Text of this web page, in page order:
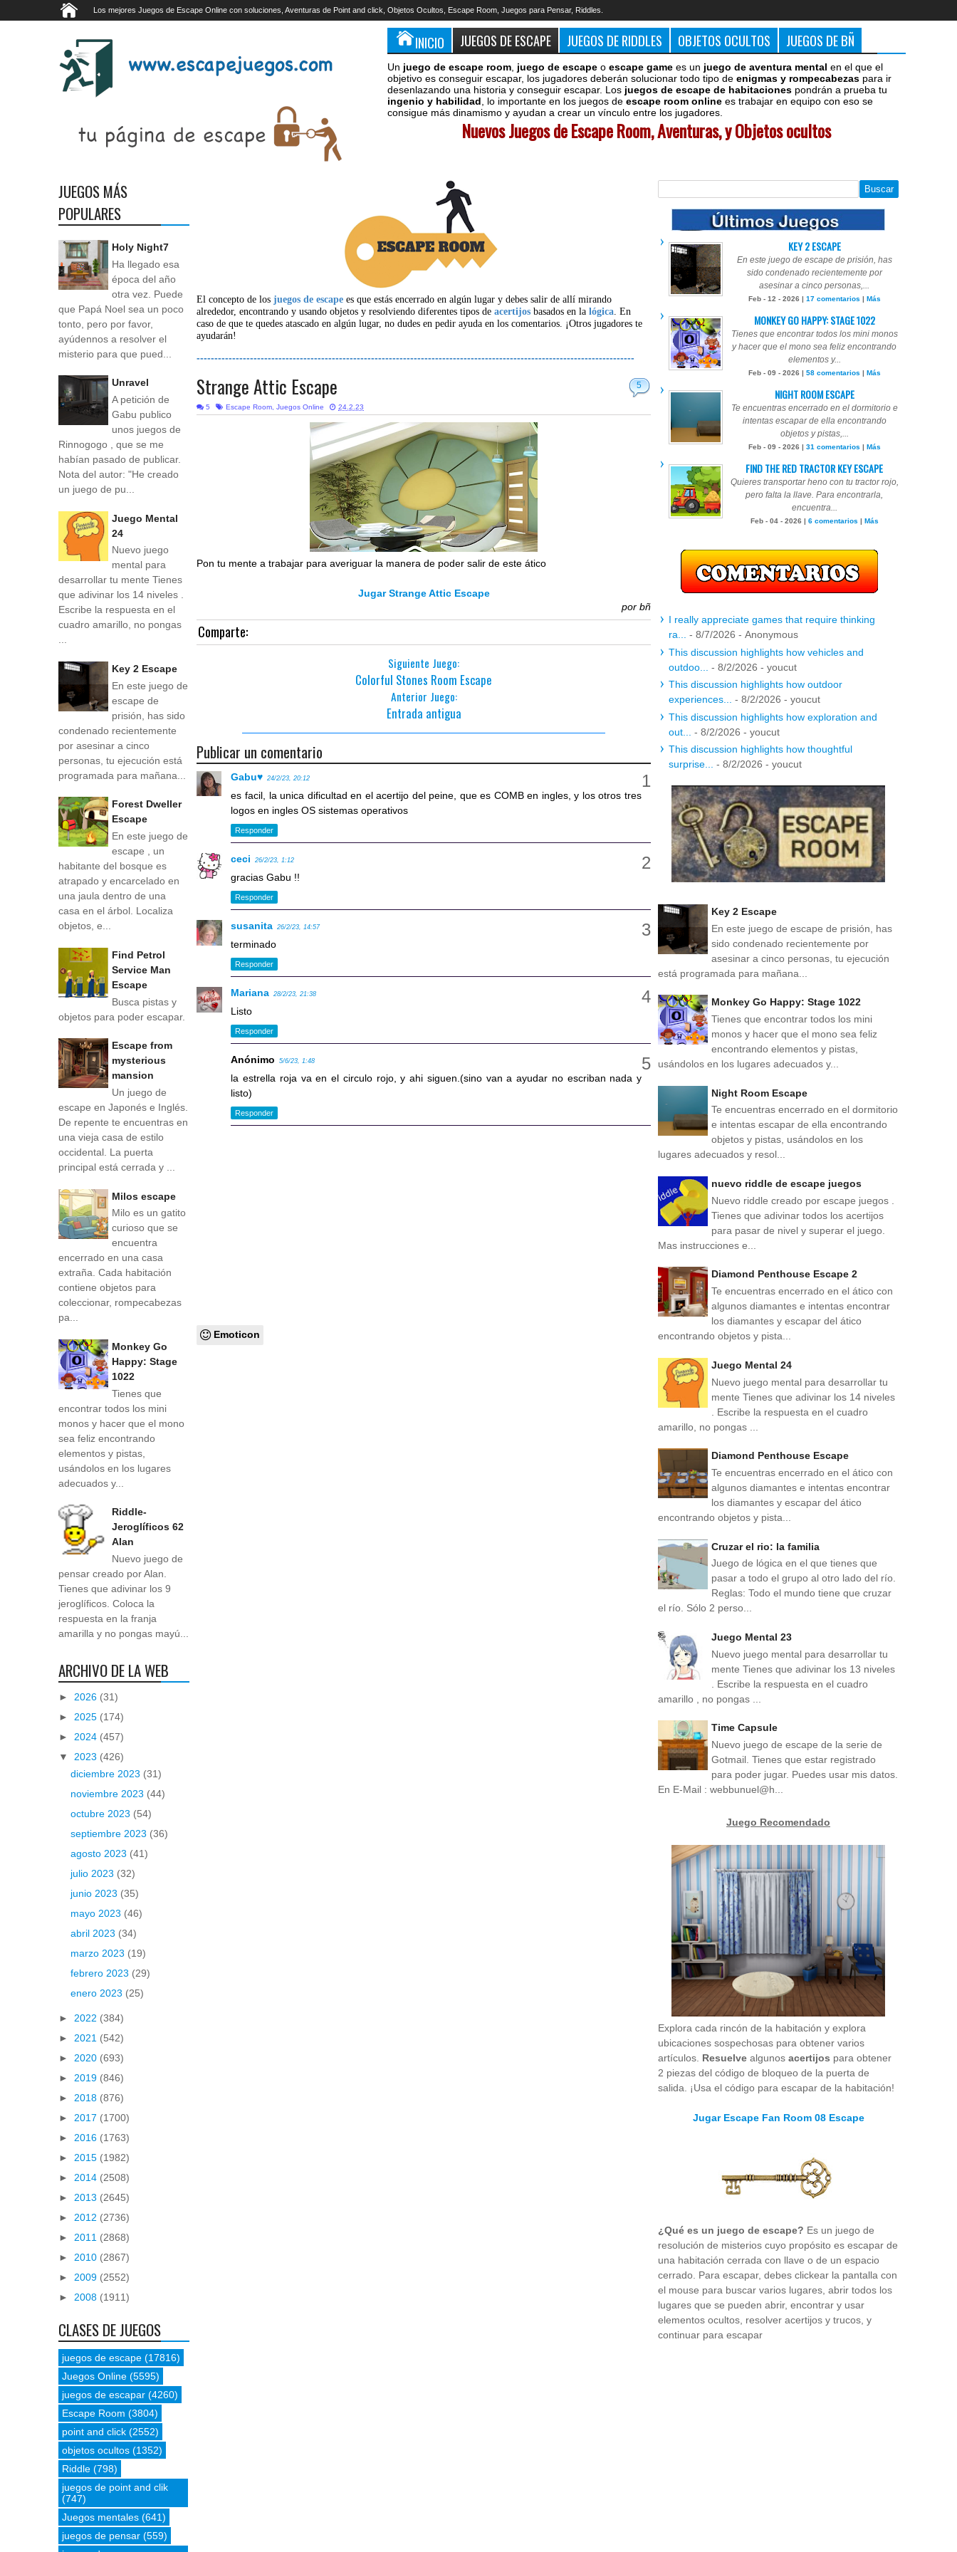
Los mejores Juegos de Escape Online con soluciones, Aventuras de Point and click, Objetos Ocultos, Escape Room, Juegos para Pensar, Riddles.
INICIO JUEGOS DE ESCAPE JUEGOS DE RIDDLES OBJETOS OCULTOS JUEGOS DE BÑ
Un juego de escape room juego de escape o escape game es un juego de aventura mental en el que el
objetivo es conseguir escapar, los jugadores deberán solucionar todo tipo de enigmas y rompecabezas para ir
desenlazando una historia y conseguir escapar. Los juegos de escape de habitaciones pondrán a prueba tu
ingenio y habilidad , lo importante en los juegos de escape room online es trabajar en equipo con eso se
consigue más dinamismo y ayudan a crear un vínculo entre los jugadores.
Nuevos Juegos de Escape Room, Aventuras, y Objetos ocultos
El concepto de losjuegos de escape es que estás encerrado en algún lugar y debes salir de allí mirando
alrededor, encontrando y usando objetos y resolviendo diferentes tipos deacertijos basados en lalógica. En
caso de que te quedes atascado en algún lugar, no dudes en pedir ayuda en los comentarios. ¡Otros jugadores te
ayudarán!
---------------------------------------------------------------------------------------------------------------------------
5
Strange Attic Escape
5 Escape Room Juegos Online 24.2.23
Pon tu mente a trabajar para averiguar la manera de poder salir de este ático
Jugar Strange Attic Escape
por bñ
Comparte:
Siguiente Juego:
Colorful Stones Room Escape
Anterior Juego:
Entrada antigua
Publicar un comentario
Gabu♥ 24/2/23, 20:12
es facil, la unica dificultad en el acertijo del peine, que es COMB en ingles, y los otros tres
logos en ingles OS sistemas operativos
Responder
ceci 26/2/23, 1:12
gracias Gabu !!
Responder
susanita 26/2/23, 14:57
terminado
Responder
Mariana 28/2/23, 21:38
Listo
Responder
Anónimo 5/6/23, 1:48
la estrella roja va en el circulo rojo, y ahi siguen.(sino van a ayudar no escriban nada y
listo)
Responder
Emoticon
JUEGOS MÁS
POPULARES
Holy Night7
Ha llegado esa
época del año
otra vez. Puede
que Papá Noel sea un poco
tonto, pero por favor,
ayúdennos a resolver el
misterio para que pued...
Unravel
A petición de
Gabu publico
unos juegos de
Rinnogogo , que se me
habían pasado de publicar.
Nota del autor: "He creado
un juego de pu...
Juego Mental
24
Nuevo juego
mental para
desarrollar tu mente Tienes
que adivinar los 14 niveles .
Escribe la respuesta en el
cuadro amarillo, no pongas
...
Key 2 Escape
En este juego de
escape de
prisión, has sido
condenado recientemente
por asesinar a cinco
personas, tu ejecución está
programada para mañana...
Forest Dweller
Escape
En este juego de
escape , un
habitante del bosque es
atrapado y encarcelado en
una jaula dentro de una
casa en el árbol. Localiza
objetos, e...
Find Petrol
Service Man
Escape
Busca pistas y
objetos para poder escapar.
Escape from
mysterious
mansion
Un juego de
escape en Japonés e Inglés.
De repente te encuentras en
una vieja casa de estilo
occidental. La puerta
principal está cerrada y ...
Milos escape
Milo es un gatito
curioso que se
encuentra
encerrado en una casa
extraña. Cada habitación
contiene objetos para
coleccionar, rompecabezas
pa...
Monkey Go
Happy: Stage
1022
Tienes que
encontrar todos los mini
monos y hacer que el mono
sea feliz encontrando
elementos y pistas,
usándolos en los lugares
adecuados y...
Riddle-
Jeroglíficos 62
Alan
Nuevo juego de
pensar creado por Alan.
Tienes que adivinar los 9
jeroglíficos. Coloca la
respuesta en la franja
amarilla y no pongas mayú...
ARCHIVO DE LA WEB
► 2026 (31)
► 2025 (174)
► 2024 (457)
▼ 2023 (426)
diciembre 2023 (31)
noviembre 2023 (44)
octubre 2023 (54)
septiembre 2023 (36)
agosto 2023 (41)
julio 2023 (32)
junio 2023 (35)
mayo 2023 (46)
abril 2023 (34)
marzo 2023 (19)
febrero 2023 (29)
enero 2023 (25)
► 2022 (384)
► 2021 (542)
► 2020 (693)
► 2019 (846)
► 2018 (876)
► 2017 (1700)
► 2016 (1763)
► 2015 (1982)
► 2014 (2508)
► 2013 (2645)
► 2012 (2736)
► 2011 (2868)
► 2010 (2867)
► 2009 (2552)
► 2008 (1911)
CLASES DE JUEGOS
juegos de escape (17816)
Juegos Online (5595)
juegos de escapar (4260)
Escape Room (3804)
point and click (2552)
objetos ocultos (1352)
Riddle (798)
juegos de point and clik
(747)
Juegos mentales (641)
juegos de pensar (559)
KEY 2 ESCAPE
En este juego de escape de prisión, has
sido condenado recientemente por
asesinar a cinco personas,...
Feb - 12 - 2026 | 17 comentarios | Más
MONKEY GO HAPPY: STAGE 1022
Tienes que encontrar todos los mini monos
y hacer que el mono sea feliz encontrando
elementos y...
Feb - 09 - 2026 | 58 comentarios | Más
NIGHT ROOM ESCAPE
Te encuentras encerrado en el dormitorio e
intentas escapar de ella encontrando
objetos y pistas,...
Feb - 09 - 2026 | 31 comentarios | Más
FIND THE RED TRACTOR KEY ESCAPE
Quieres transportar heno con tu tractor rojo,
pero falta la llave. Para encontrarla,
encuentra...
Feb - 04 - 2026 | 6 comentarios | Más
I really appreciate games that require thinking
ra...
- 8/7/2026 - Anonymous
This discussion highlights how vehicles and
outdoo...
- 8/2/2026 - youcut
This discussion highlights how outdoor
experiences...
- 8/2/2026 - youcut
This discussion highlights how exploration and
out...
- 8/2/2026 - youcut
This discussion highlights how thoughtful
surprise...
- 8/2/2026 - youcut
Key 2 Escape
En este juego de escape de prisión, has
sido condenado recientemente por
asesinar a cinco personas, tu ejecución
está programada para mañana...
Monkey Go Happy: Stage 1022
Tienes que encontrar todos los mini
monos y hacer que el mono sea feliz
encontrando elementos y pistas,
usándolos en los lugares adecuados y...
Night Room Escape
Te encuentras encerrado en el dormitorio
e intentas escapar de ella encontrando
objetos y pistas, usándolos en los
lugares adecuados y resol...
nuevo riddle de escape juegos
Nuevo riddle creado por escape juegos .
Tienes que adivinar todos los acertijos
para pasar de nivel y superar el juego.
Mas instrucciones e...
Diamond Penthouse Escape 2
Te encuentras encerrado en el ático con
algunos diamantes e intentas encontrar
los diamantes y escapar del ático
encontrando objetos y pista...
Juego Mental 24
Nuevo juego mental para desarrollar tu
mente Tienes que adivinar los 14 niveles
. Escribe la respuesta en el cuadro
amarillo, no pongas ...
Diamond Penthouse Escape
Te encuentras encerrado en el ático con
algunos diamantes e intentas encontrar
los diamantes y escapar del ático
encontrando objetos y pista...
Cruzar el rio: la familia
Juego de lógica en el que tienes que
pasar a todo el grupo al otro lado del río.
Reglas: Todo el mundo tiene que cruzar
el río. Sólo 2 perso...
Juego Mental 23
Nuevo juego mental para desarrollar tu
mente Tienes que adivinar los 13 niveles
. Escribe la respuesta en el cuadro
amarillo , no pongas ...
Time Capsule
Nuevo juego de escape de la serie de
Gotmail. Tienes que estar registrado
para poder jugar. Puedes usar mis datos.
En E-Mail : webbunuel@h...
Juego Recomendado
Explora cada rincón de la habitación y explora
ubicaciones sospechosas para obtener varios
artículos. Resuelve algunos acertijos para obtener
2 piezas del código de bloqueo de la puerta de
salida. ¡Usa el código para escapar de la habitación!
Jugar Escape Fan Room 08 Escape
¿Qué es un juego de escape? Es un juego de
resolución de misterios cuyo propósito es escapar de
una habitación cerrada con llave o de un espacio
cerrado. Para escapar, debes clickear la pantalla con
el mouse para buscar varios lugares, abrir todos los
lugares que se pueden abrir, encontrar y usar
elementos ocultos, resolver acertijos y trucos, y
continuar para escapar